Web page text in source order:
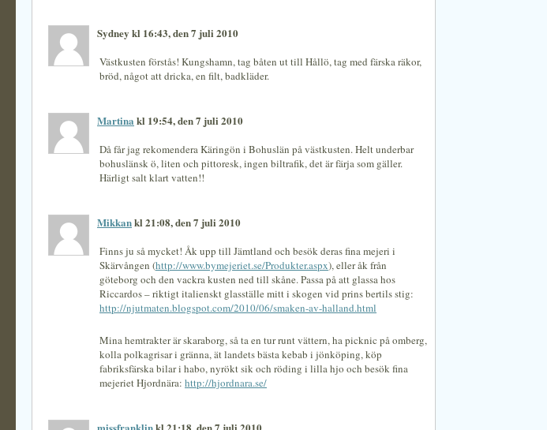
Sydney kl 16:43, den 7 juli 2010
Västkusten förstås! Kungshamn, tag båten ut till Hållö, tag med färska räkor,
bröd, något att dricka, en filt, badkläder.
Martina kl 19:54, den 7 juli 2010
Då får jag rekomendera Käringön i Bohuslän på västkusten. Helt underbar
bohuslänsk ö, liten och pittoresk, ingen biltrafik, det är färja som gäller.
Härligt salt klart vatten!!
Mikkankl 21:08, den 7 juli 2010
Finns ju så mycket! Åk upp till Jämtland och besök deras fina mejeri i
Skärvången (http://www.bymejeriet.se/Produkter.aspx), eller åk från
göteborg och den vackra kusten ned till skåne. Passa på att glassa hos
Riccardos – riktigt italienskt glasställe mitt i skogen vid prins bertils stig:
http://njutmaten.blogspot.com/2010/06/smaken-av-halland.html
Mina hemtrakter är skaraborg, så ta en tur runt vättern, ha picknic på omberg,
kolla polkagrisar i gränna, ät landets bästa kebab i jönköping, köp
fabriksfärska bilar i habo, nyrökt sik och röding i lilla hjo och besök fina
mejeriet Hjordnära: http://hjordnara.se/